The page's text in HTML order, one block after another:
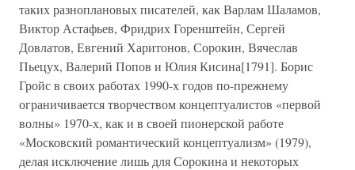
таких разноплановых писателей, как Варлам Шаламов,
Виктор Астафьев, Фридрих Горенштейн, Сергей
Довлатов, Евгений Харитонов, Сорокин, Вячеслав
Пьецух, Валерий Попов и Юлия Кисина[1791]. Борис
Гройс в своих работах 1990-х годов по-прежнему
ограничивается творчеством концептуалистов «первой
волны» 1970-х, как и в своей пионерской работе
«Московский романтический концептуализм» (1979),
делая исключение лишь для Сорокина и некоторых